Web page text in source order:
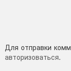
Добавить
комментарий
Для отправки
авторизоваться.